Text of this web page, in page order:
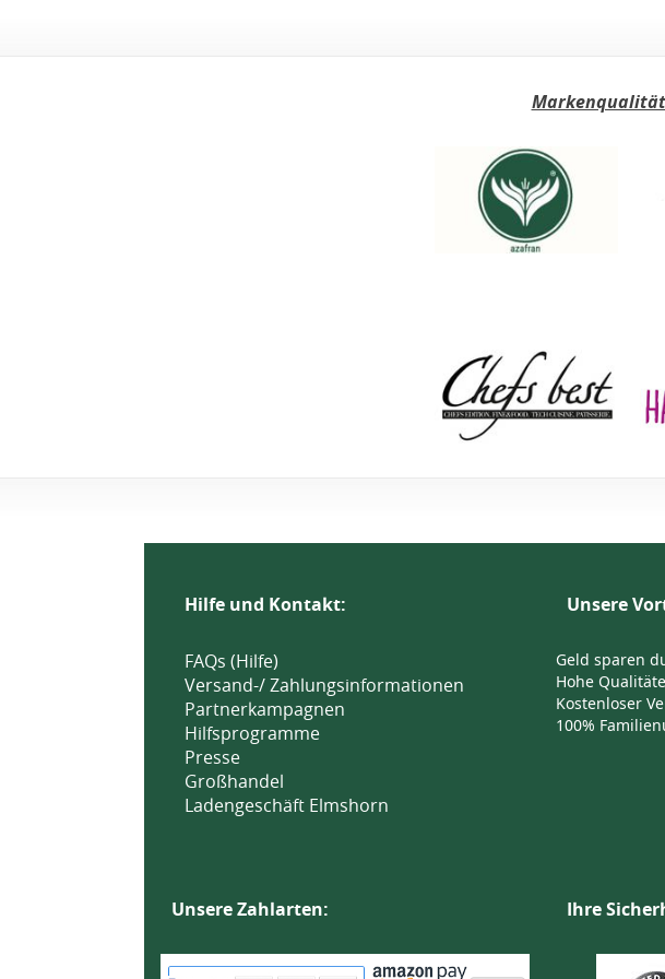
Hilfe und Kontakt:
FAQs (Hilfe)
Versand-/ Zahlungsinformationen
Partnerkampagnen
Hilfsprogramme
Presse
Großhandel
Ladengeschäft Elmshorn
Unsere
Geld sparen
Hohe
Kostenloser
100%
Unsere Zahlarten: Ihre